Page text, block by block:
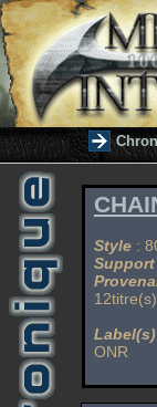
Style :
Support
Label(s)
ONR